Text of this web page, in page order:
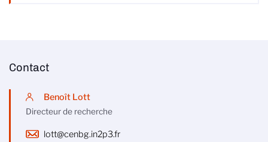
Contact
Benoît Lott
Directeur de recherche
lott@cenbg.in2p3.fr